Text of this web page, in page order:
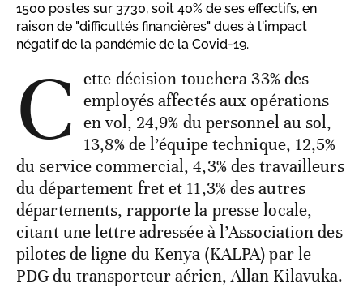
1500 postes sur 3730, soit 40% de ses effectifs, en
raison de "difficultés financières" dues à l'impact
négatif de la pandémie de la Covid-19.
C ette décision touchera 33% des
employés affectés aux opérations
en vol, 24,9% du personnel au sol,
13,8% de l’équipe technique, 12,5%
du service commercial, 4,3% des travailleurs
du département fret et 11,3% des autres
départements, rapporte la presse locale,
citant une lettre adressée à l’Association des
pilotes de ligne du Kenya (KALPA) par le
PDG du transporteur aérien, Allan Kilavuka.